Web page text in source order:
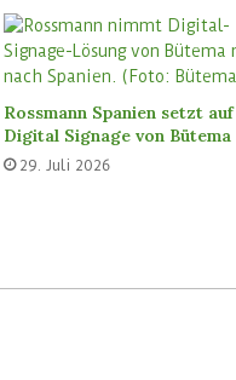
Rossmann Spanien setzt auf
Digital Signage von Bütema
29. Juli 2026
2026
will In-Store Media
kaufen